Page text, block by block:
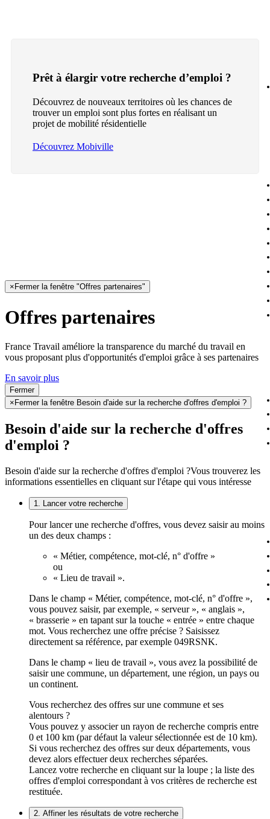
Prêt à élargir votre recherche d’emploi ?
Découvrez de nouveaux territoires où les chances de
trouver un emploi sont plus fortes en réalisant un
projet de mobilité résidentielle
Découvrez Mobiville
× Fermer la fenêtre "Offres partenaires"
Offres partenaires
France Travail améliore la transparence du marché du travail en
vous proposant plus d'opportunités d'emploi grâce à ses partenaires
En savoir plus
Fermer
× Fermer la fenêtre Besoin d'aide sur la recherche d'offres d'emploi ?
Besoin d'aide sur la recherche d'offres
d'emploi ?
Besoin d'aide sur la recherche d'offres d'emploi ?Vous trouverez les
informations essentielles en cliquant sur l'étape qui vous intéresse
1. Lancer votre recherche
Pour lancer une recherche d'offres, vous devez saisir au moins
un des deux champs :
« Métier, compétence, mot-clé, n° d'offre »
ou
« Lieu de travail ».
Dans le champ « Métier, compétence, mot-clé, n° d'offre »,
vous pouvez saisir, par exemple, « serveur », « anglais »,
« brasserie » en tapant sur la touche « entrée » entre chaque
mot. Vous recherchez une offre précise ? Saisissez
directement sa référence, par exemple 049RSNK.
Dans le champ « lieu de travail », vous avez la possibilité de
saisir une commune, un département, une région, un pays ou
un continent.
Vous recherchez des offres sur une commune et ses
alentours ?
Vous pouvez y associer un rayon de recherche compris entre
0 et 100 km (par défaut la valeur sélectionnée est de 10 km).
Si vous recherchez des offres sur deux départements, vous
devez alors effectuer deux recherches séparées.
Lancez votre recherche en cliquant sur la loupe ; la liste des
offres d'emploi correspondant à vos critères de recherche est
restituée.
2. Affiner les résultats de votre recherche